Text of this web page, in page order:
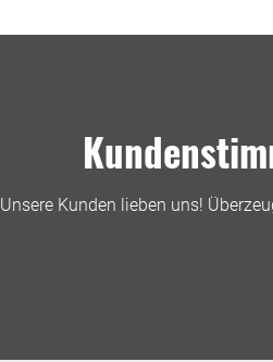
Unsere Kunden lieben uns!